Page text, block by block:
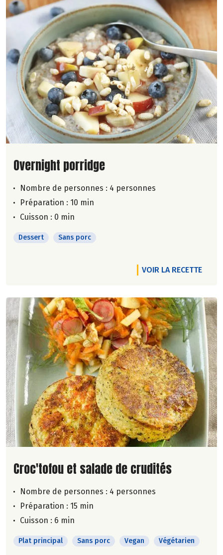
Lire la suite de la recette
Overnight porridge
Nombre de personnes : 4 personnes
Préparation : 10 min
Cuisson : 0 min
Dessert Sans porc
VOIR LA RECETTE
Lire la suite de la recette
Croc'tofou et salade de crudités
Nombre de personnes : 4 personnes
Préparation : 15 min
Cuisson : 6 min
Plat principal Sans porc Vegan Végétarien